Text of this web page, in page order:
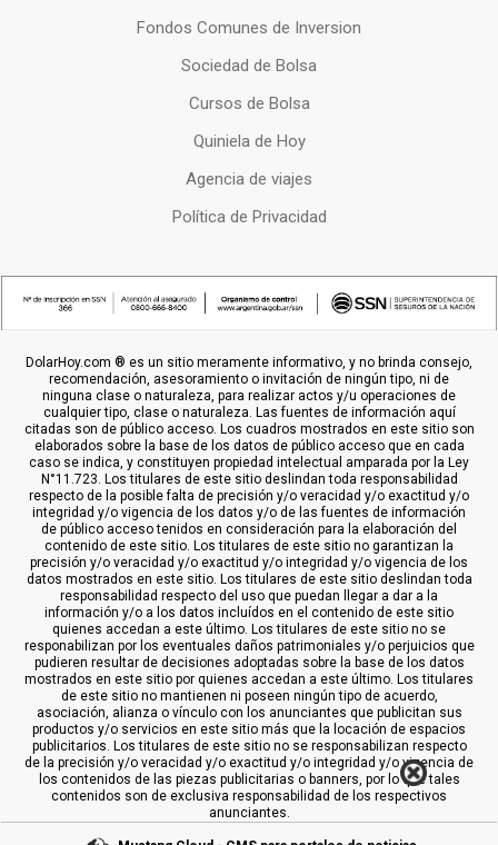
Fondos Comunes de Inversion
Sociedad de Bolsa
Cursos de Bolsa
Quiniela de Hoy
Agencia de viajes
Política de Privacidad
DolarHoy.com ® es un sitio meramente informativo, y no brinda consejo,
recomendación, asesoramiento o invitación de ningún tipo, ni de
ninguna clase o naturaleza, para realizar actos y/u operaciones de
cualquier tipo, clase o naturaleza. Las fuentes de información aquí
citadas son de público acceso. Los cuadros mostrados en este sitio son
elaborados sobre la base de los datos de público acceso que en cada
caso se indica, y constituyen propiedad intelectual amparada por la Ley
N°11.723. Los titulares de este sitio deslindan toda responsabilidad
respecto de la posible falta de precisión y/o veracidad y/o exactitud y/o
integridad y/o vigencia de los datos y/o de las fuentes de información
de público acceso tenidos en consideración para la elaboración del
contenido de este sitio. Los titulares de este sitio no garantizan la
precisión y/o veracidad y/o exactitud y/o integridad y/o vigencia de los
datos mostrados en este sitio. Los titulares de este sitio deslindan toda
responsabilidad respecto del uso que puedan llegar a dar a la
información y/o a los datos incluídos en el contenido de este sitio
quienes accedan a este último. Los titulares de este sitio no se
responabilizan por los eventuales daños patrimoniales y/o perjuicios que
pudieren resultar de decisiones adoptadas sobre la base de los datos
mostrados en este sitio por quienes accedan a este último. Los titulares
de este sitio no mantienen ni poseen ningún tipo de acuerdo,
asociación, alianza o vínculo con los anunciantes que publicitan sus
productos y/o servicios en este sitio más que la locación de espacios
publicitarios. Los titulares de este sitio no se responsabilizan respecto
de la precisión y/o veracidad y/o exactitud y/o integridad y/o vigencia de
los contenidos de las piezas publicitarias o banners, por lo que tales
contenidos son de exclusiva responsabilidad de los respectivos
anunciantes.